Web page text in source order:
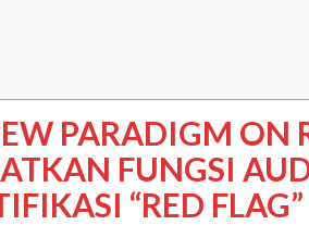
PARADIGM ON
FUNGSI
“RED FLAG”